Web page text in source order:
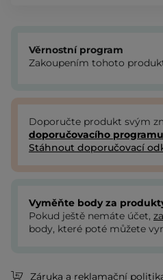
Věrnostní program
Zakoupením tohoto
Doporučte produkt svým
doporučovacího programu
Stáhnout doporučovací
Vyměňte body za
Pokud ještě nemáte účet,
body, které poté můžete
Záruka a reklamační